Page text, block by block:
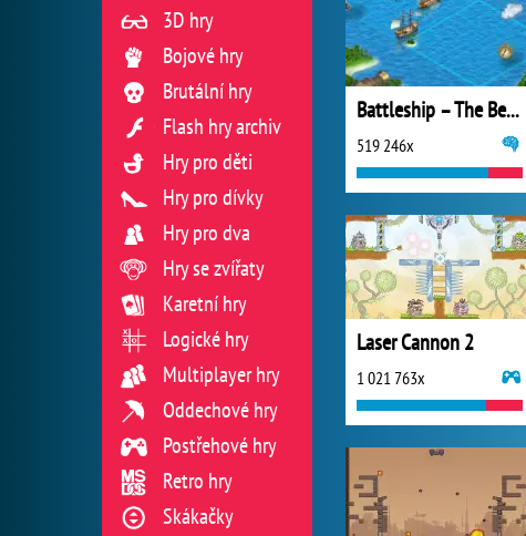
Battleship – The Beginning
519 246x
Laser Cannon 2
1 021 763x
3D hry
Bojové hry
Brutální hry
Flash hry archiv
Hry pro děti
Hry pro dívky
Hry pro dva
Hry se zvířaty
Karetní hry
Logické hry
Multiplayer hry
Oddechové hry
Postřehové hry
Retro hry
Skákačky